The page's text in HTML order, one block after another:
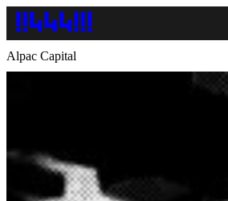
Alpac Capital